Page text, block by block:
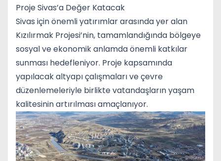
Proje Sivas’a Değer Katacak
Sivas için önemli yatırımlar arasında yer alan
Kızılırmak Projesi’nin, tamamlandığında bölgeye
sosyal ve ekonomik anlamda önemli katkılar
sunması hedefleniyor. Proje kapsamında
yapılacak altyapı çalışmaları ve çevre
düzenlemeleriyle birlikte vatandaşların yaşam
kalitesinin artırılması amaçlanıyor.